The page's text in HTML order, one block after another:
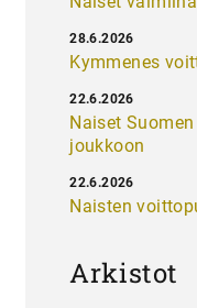
Kymmenes
28.6.2026
Naiset
joukkoon
22.6.2026
Naisten
22.6.2026
Arkistot